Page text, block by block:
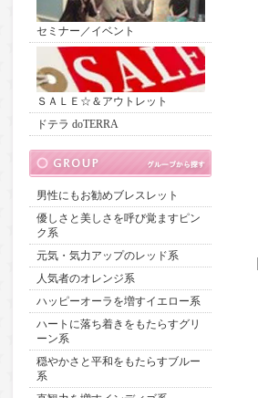
セミナー／イベント
ＳＡＬＥ☆＆アウトレット
ドテラ doTERRA
男性にもお勧めブレスレット
優しさと美しさを呼び覚ますピン
ク系
元気・気力アップのレッド系
人気者のオレンジ系
ハッピーオーラを増すイエロー系
ハートに落ち着きをもたらすグリ
ーン系
穏やかさと平和をもたらすブルー
系